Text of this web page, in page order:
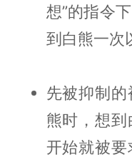
想”的指令
到白熊一次
先被抑制
熊时，想
开始就被